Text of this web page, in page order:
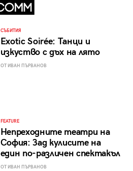
СЪБИТИЯ
Exotic Soirée: Танци и
изкуство с дъх на лято
ОТ ИВАН ПЪРВАНОВ
FEATURE
Непреходните театри на
София: Зад кулисите на
един по-различен спектакъл
ОТ ИВАН ПЪРВАНОВ